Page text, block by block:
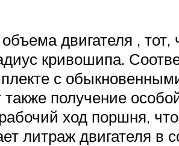
двигателя , тот,
кривошипа.
с
получение
ход поршня,
литраж двигателя в